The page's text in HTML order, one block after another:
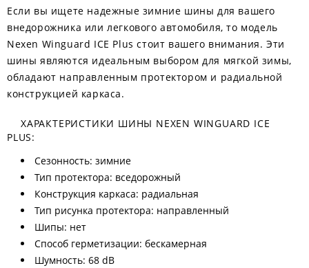
Если вы ищете надежные зимние шины для вашего
внедорожника или легкового автомобиля, то модель
Nexen Winguard ICE Plus стоит вашего внимания. Эти
шины являются идеальным выбором для мягкой зимы,
обладают направленным протектором и радиальной
конструкцией каркаса.
ХАРАКТЕРИСТИКИ ШИНЫ NEXEN WINGUARD ICE
PLUS:
Сезонность: зимние
Тип протектора: вседорожный
Конструкция каркаса: радиальная
Тип рисунка протектора: направленный
Шипы: нет
Способ герметизации: бескамерная
Шумность: 68 dB